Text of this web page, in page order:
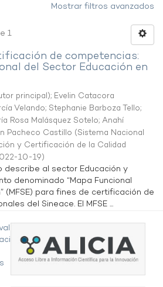
Mostrar filtros avanzados
1
de competencias:
del Sector Educación en
principal); Evelin Catacora
Velando; Stephanie Barboza Tello;
Rosa Malásquez Sotelo; Anahí
Pacheco Castillo (Sistema Nacional
y Certificación de la Calidad
10-19)
describe al sector Educación y
denominado “Mapa Funcional
(MFSE) para fines de certificación de
del Sineace. El MFSE ...
de la